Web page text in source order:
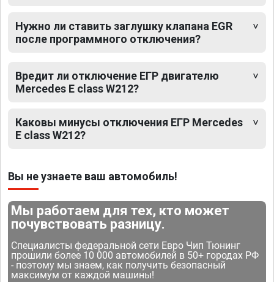
Нужно ли ставить заглушку клапана EGR
после программного отключения?
Вредит ли отключение ЕГР двигателю
Mercedes E class W212?
Каковы минусы отключения ЕГР Mercedes
E class W212?
Вы не узнаете ваш автомобиль!
Мы работаем для тех, кто может
почувствовать разницу.
Специалисты федеральной сети Евро Чип Тюнинг
прошили более 10 000 автомобилей в 50+ городах РФ
- поэтому мы знаем, как получить безопасный
максимум от каждой машины!